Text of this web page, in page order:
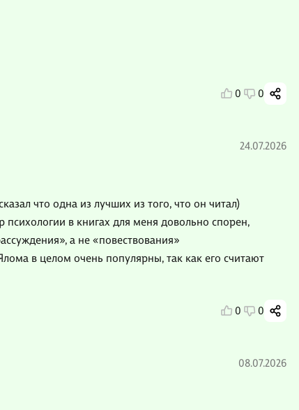
0 0
24.07.2026
что одна из лучших из того, что он читал)
в книгах для меня довольно спорен,
а не «повествования»
в целом очень популярны, так как его считают
0 0
08.07.2026